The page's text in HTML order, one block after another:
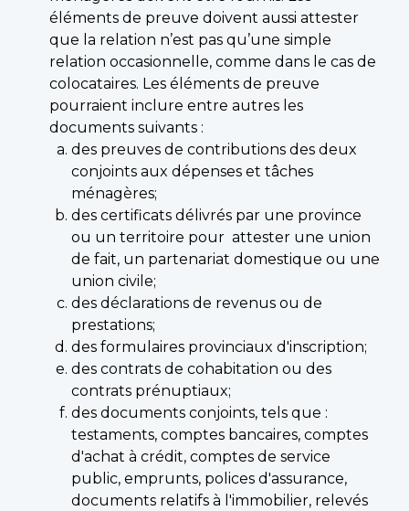
éléments de preuve doivent aussi attester
que la relation n’est pas qu’une simple
relation occasionnelle, comme dans le cas de
colocataires. Les éléments de preuve
pourraient inclure entre autres les
documents suivants :
des preuves de contributions des deux
conjoints aux dépenses et tâches
ménagères;
des certificats délivrés par une province
ou un territoire pour attester une union
de fait, un partenariat domestique ou une
union civile;
des déclarations de revenus ou de
prestations;
des formulaires provinciaux d'inscription;
des contrats de cohabitation ou des
contrats prénuptiaux;
des documents conjoints, tels que :
testaments, comptes bancaires, comptes
d'achat à crédit, comptes de service
public, emprunts, polices d'assurance,
documents relatifs à l'immobilier, relevés